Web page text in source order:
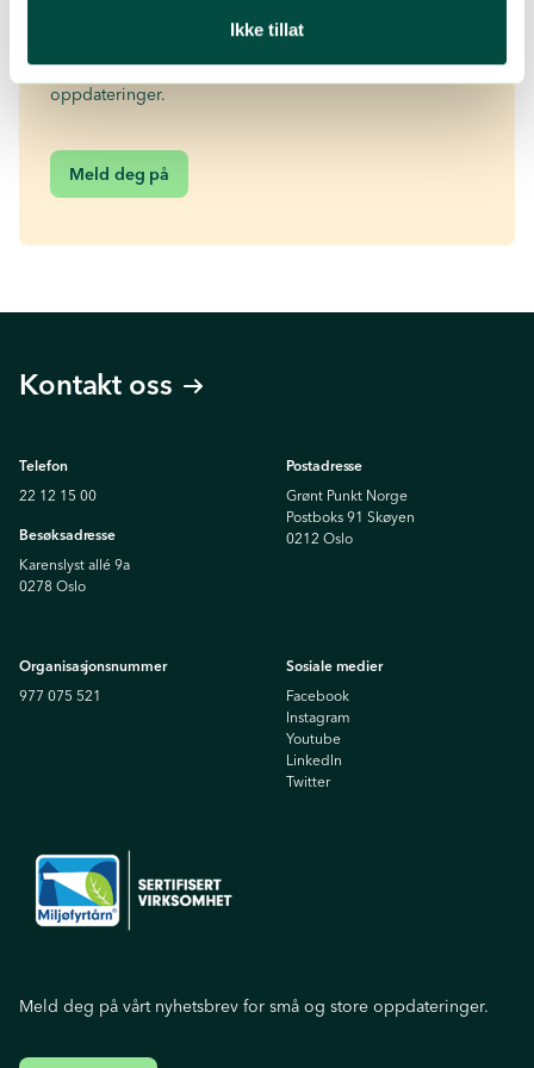
Ikke tillat
Ønsker du mer av dette? 👋
Meld deg på vårt nyhetsbrev for små og store
oppdateringer.
Meld deg på
Kontakt oss
Telefon
22 12 15 00
Besøksadresse
Karenslyst allé 9a
0278 Oslo
Postadresse
Grønt Punkt Norge
Postboks 91 Skøyen
0212 Oslo
Organisasjonsnummer
977 075 521
Sosiale medier
Facebook
Instagram
Youtube
Linkedln
Twitter
Meld deg på vårt nyhetsbrev for små og store oppdateringer.